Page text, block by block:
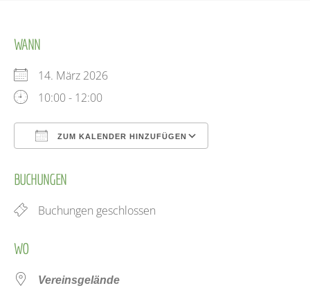
WANN
14. März 2026
10:00 - 12:00
ZUM KALENDER HINZUFÜGEN
BUCHUNGEN
Buchungen geschlossen
WO
Vereinsgelände